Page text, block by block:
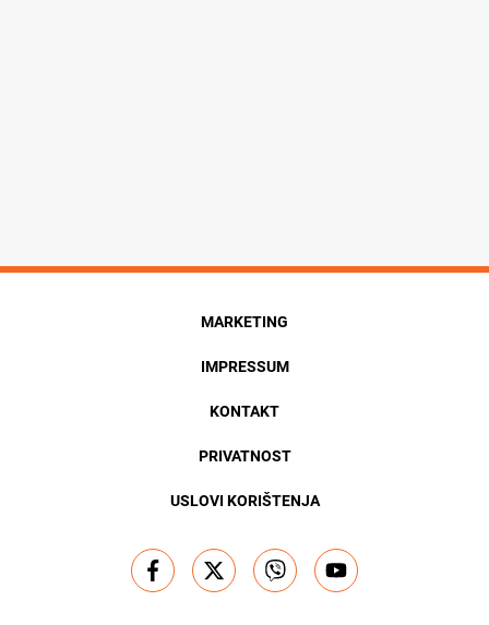
MARKETING
IMPRESSUM
KONTAKT
PRIVATNOST
USLOVI KORIŠTENJA